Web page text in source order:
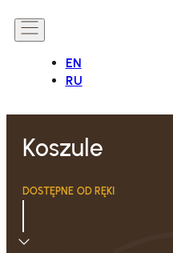
EN
RU
Koszule
DOSTĘPNE OD RĘKI